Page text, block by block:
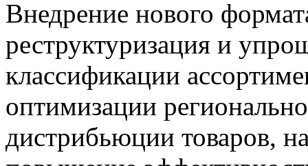
Внедрение нового
реструктуризация и
классификации
оптимизации
дистрибьюции товаров,